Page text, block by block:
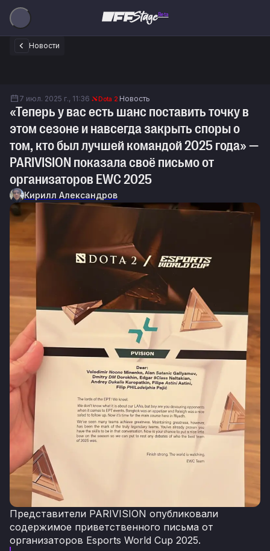
Beta
Новости
7 июл. 2025 г., 11:36 Dota 2 Новость
«Теперь у вас есть шанс поставить точку в
этом сезоне и навсегда закрыть споры о
том, кто был лучшей командой 2025 года» —
PARIVISION показала своё письмо от
организаторов EWC 2025
Кирилл Александров
Представители PARIVISION опубликовали
содержимое приветственного письма от
организаторов Esports World Cup 2025.